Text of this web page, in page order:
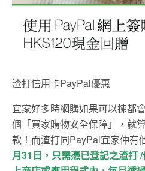
渣打信用卡PayPal優惠
宜家好多時網購如果可以揀都
個「買家購物安全保障」，就
款！而渣打同PayPal宜家仲有
月31日， 只需憑已登記之渣打